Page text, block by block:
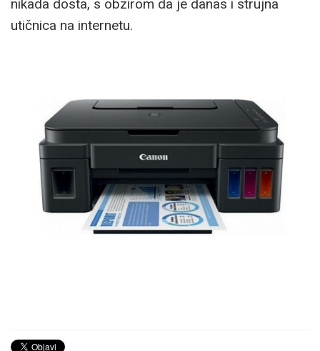
nikada dosta, s obzirom da je danas i strujna
utičnica na internetu.